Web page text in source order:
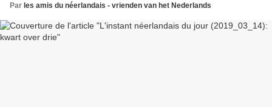
Par les amis du néerlandais - vrienden van het Nederlands